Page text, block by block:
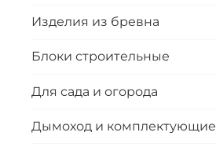
Изделия из бревна
Блоки строительные
Для сада и огорода
Дымоход и комплектующие